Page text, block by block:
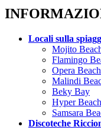
Locali sulla
Mojito
Flamingo
Opera
Malindi
Beky Bay
Hyper Beach
Samsara
Discoteche